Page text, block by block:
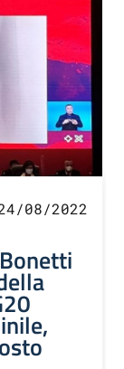
08/2022